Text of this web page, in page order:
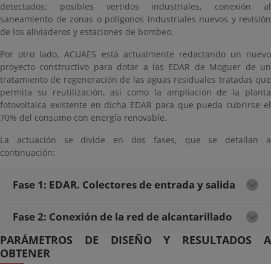
detectados: posibles vertidos industriales, conexión al
saneamiento de zonas o polígonos industriales nuevos y revisión
de los aliviaderos y estaciones de bombeo.
Por otro lado, ACUAES está actualmente redactando un nuevo
proyecto constructivo para dotar a las EDAR de Moguer de un
tratamiento de regeneración de las aguas residuales tratadas que
permita su reutilización, así como la ampliación de la planta
fotovoltaica existente en dicha EDAR para que pueda cubrirse el
70% del consumo con energía renovable.
La actuación se divide en dos fases, que se detallan a
continuación:
Fase 1: EDAR. Colectores de entrada y salida
Fase 2: Conexión de la red de alcantarillado
PARÁMETROS DE DISEÑO Y RESULTADOS A
OBTENER